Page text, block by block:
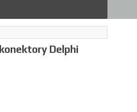
Delphi